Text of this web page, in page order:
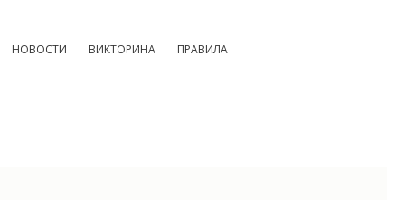
НОВОСТИ ВИКТОРИНА ПРАВИЛА